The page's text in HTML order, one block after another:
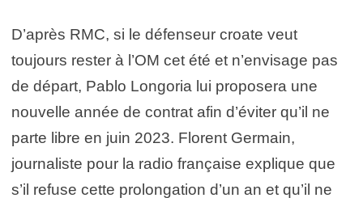
D’après RMC, si le défenseur croate veut
toujours rester à l’OM cet été et n’envisage pas
de départ, Pablo Longoria lui proposera une
nouvelle année de contrat afin d’éviter qu’il ne
parte libre en juin 2023. Florent Germain,
journaliste pour la radio française explique que
s’il refuse cette prolongation d’un an et qu’il ne